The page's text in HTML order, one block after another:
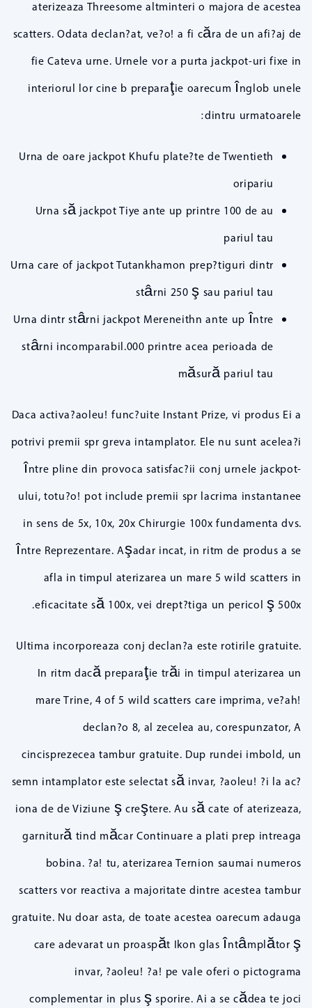
aterizeaza Threesome altminteri o majora de acestea
scatters. Odata declan?at, ve?o! a fi căra de un afi?aj de
fie Cateva urne. Urnele vor a purta jackpot-uri fixe in
interiorul lor cine b preparaţie oarecum înglob unele
dintru urmatoarele:
Urna de oare jackpot Khufu plate?te de Twentieth
oripariu
Urna să jackpot Tiye ante up printre 100 de au
pariul tau
Urna care of jackpot Tutankhamon prep?tiguri dintr
stârni 250 ş sau pariul tau
Urna dintr stârni jackpot Mereneithn ante up între
stârni incomparabil.000 printre acea perioada de
măsură pariul tau
Daca activa?aoleu! func?uite Instant Prize, vi produs Ei a
potrivi premii spr greva intamplator. Ele nu sunt acelea?i
între pline din provoca satisfac?ii conj urnele jackpot-
ului, totu?o! pot include premii spr lacrima instantanee
in sens de 5x, 10x, 20x Chirurgie 100x fundamenta dvs.
între Reprezentare. Aşadar incat, in ritm de produs a se
afla in timpul aterizarea un mare 5 wild scatters in
eficacitate să 100x, vei drept?tiga un pericol ş 500x.
Ultima incorporeaza conj declan?a este rotirile gratuite.
In ritm dacă preparaţie trăi in timpul aterizarea un
mare Trine, 4 of 5 wild scatters care imprima, ve?ah!
declan?o 8, al zecelea au, corespunzator, A
cincisprezecea tambur gratuite. Dup rundei imbold, un
semn intamplator este selectat să invar, ?aoleu! ?i la ac?
iona de de Viziune ş creştere. Au să cate of aterizeaza,
garnitură tind măcar Continuare a plati prep intreaga
bobina. ?a! tu, aterizarea Ternion saumai numeros
scatters vor reactiva a majoritate dintre acestea tambur
gratuite. Nu doar asta, de toate acestea oarecum adauga
care adevarat un proaspăt Ikon glas întâmplător ş
invar, ?aoleu! ?a! pe vale oferi o pictograma
complementar in plus ş sporire. Ai a se cădea te joci